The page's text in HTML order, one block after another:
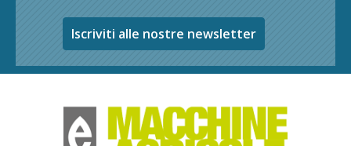
Iscriviti alle nostre newsletter